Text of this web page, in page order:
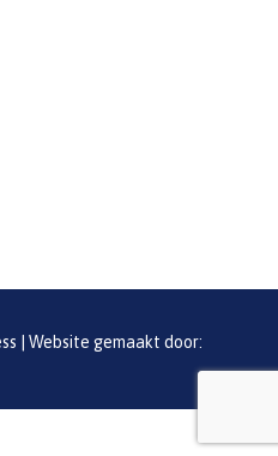
| Website gemaakt door: